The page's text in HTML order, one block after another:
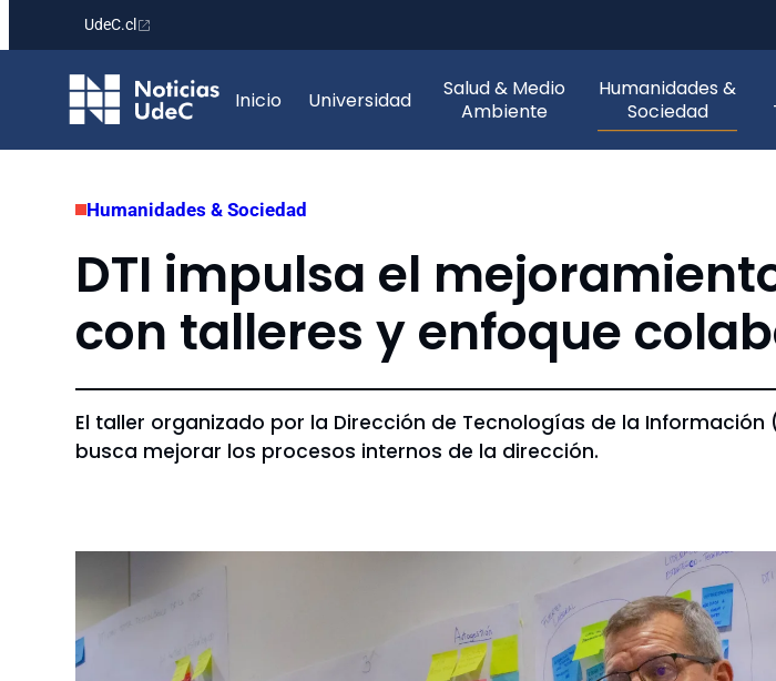
contenido
UdeC.cl
Inicio Universidad
Salud & Medio
Ambiente
Humanidades &
Sociedad
Humanidades & Sociedad
DTI impulsa el
con talleres y enfoque
El taller organizado por la Dirección de Tecnologías de la
busca mejorar los procesos internos de la dirección.